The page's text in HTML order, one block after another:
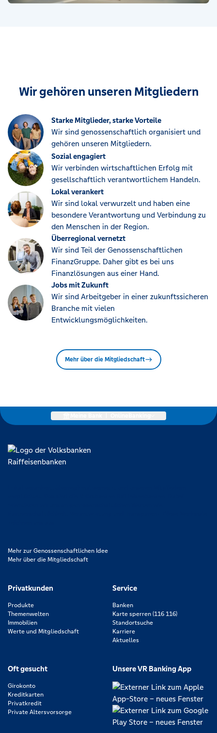
Wir gehören unseren Mitgliedern
Starke Mitglieder, starke Vorteile
Wir sind genossenschaftlich organisiert und
gehören unseren Mitgliedern.
Sozial engagiert
Wir verbinden wirtschaftlichen Erfolg mit
gesellschaftlich verantwortlichem Handeln.
Lokal verankert
Wir sind lokal verwurzelt und haben eine
besondere Verantwortung und Verbindung zu
den Menschen in der Region.
Überregional vernetzt
Wir sind Teil der Genossenschaftlichen
FinanzGruppe. Daher gibt es bei uns
Finanzlösungen aus einer Hand.
Jobs mit Zukunft
Wir sind Arbeitgeber in einer zukunftssicheren
Branche mit vielen
Entwicklungsmöglichkeiten.
Mehr über die Mitgliedschaft
Mehr zur Genossenschaftlichen Idee
Mehr über die Mitgliedschaft
Privatkunden
Produkte
Themenwelten
Immobilien
Werte und Mitgliedschaft
Service
Banken
Karte sperren (116 116)
Standortsuche
Karriere
Aktuelles
Oft gesucht
Girokonto
Kreditkarten
Privatkredit
Private Altersvorsorge
Unsere VR Banking App